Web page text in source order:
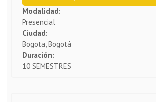
Modalidad:
Presencial
Ciudad:
Bogota, Bogotá
Duración:
10 SEMESTRES